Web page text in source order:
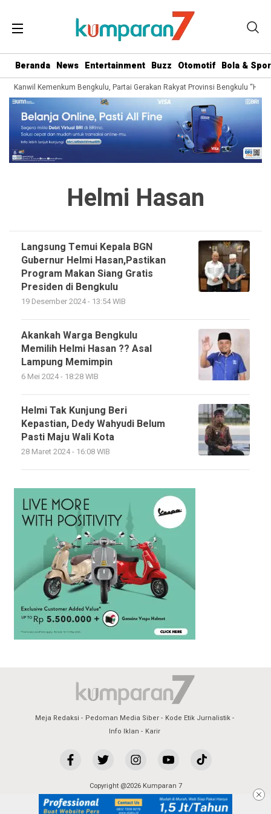
Beranda News Entertainment Buzz Otomotif Bola &
Kanwil Kemenkum Bengkulu, Partai Gerakan Rakyat Provinsi Bengkulu “Hadir
Helmi Hasan
Langsung Temui Kepala BGN
Gubernur Helmi Hasan,Pastikan
Program Makan Siang Gratis
Presiden di Bengkulu
19 Desember 2024 - 13:54 WIB
Akankah Warga Bengkulu
Memilih Helmi Hasan ?? Asal
Lampung Memimpin
6 Mei 2024 - 18:28 WIB
Helmi Tak Kunjung Beri
Kepastian, Dedy Wahyudi Belum
Pasti Maju Wali Kota
28 Maret 2024 - 16:08 WIB
Meja Redaksi Pedoman Media Siber
Kode Etik Jurnalistik
Info Iklan
Karir
Copyright @2026 Kumparan 7
All Rights Reserved